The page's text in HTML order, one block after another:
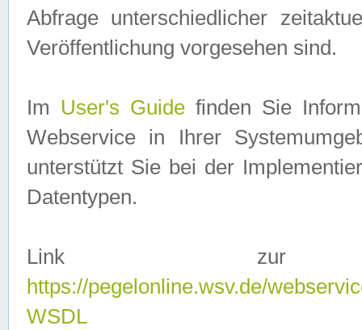
Abfrage unterschiedlicher
Veröffentlichung vorgesehen sind.
Im User's Guidefinden Sie
Webservice in Ihrer
unterstützt Sie bei der
Datentypen.
Link zur
https://pegelonline.wsv.de/
WSDL